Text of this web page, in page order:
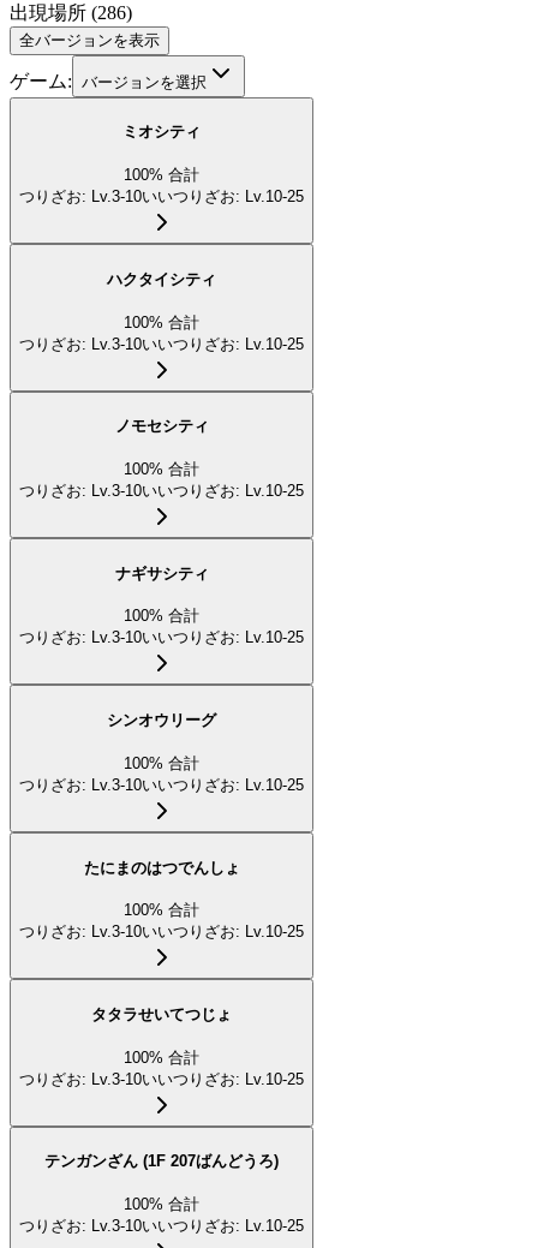
出現場所 (286)
全バージョンを表示
ゲーム: バージョンを選択
ミオシティ
100% 合計
つりざお: Lv.3-10いいつりざお: Lv.10-25
ハクタイシティ
100% 合計
つりざお: Lv.3-10いいつりざお: Lv.10-25
ノモセシティ
100% 合計
つりざお: Lv.3-10いいつりざお: Lv.10-25
ナギサシティ
100% 合計
つりざお: Lv.3-10いいつりざお: Lv.10-25
シンオウリーグ
100% 合計
つりざお: Lv.3-10いいつりざお: Lv.10-25
たにまのはつでんしょ
100% 合計
つりざお: Lv.3-10いいつりざお: Lv.10-25
タタラせいてつじょ
100% 合計
つりざお: Lv.3-10いいつりざお: Lv.10-25
テンガンざん (1F 207ばんどうろ)
100% 合計
つりざお: Lv.3-10いいつりざお: Lv.10-25